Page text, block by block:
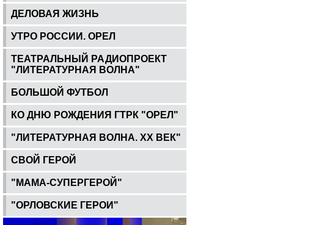
ДЕЛОВАЯ ЖИЗНЬ
УТРО РОССИИ. ОРЕЛ
ТЕАТРАЛЬНЫЙ РАДИОПРОЕКТ
"ЛИТЕРАТУРНАЯ ВОЛНА"
БОЛЬШОЙ ФУТБОЛ
КО ДНЮ РОЖДЕНИЯ ГТРК "ОРЕЛ"
"ЛИТЕРАТУРНАЯ ВОЛНА. ХХ ВЕК"
СВОЙ ГЕРОЙ
"МАМА-СУПЕРГЕРОЙ"
"ОРЛОВСКИЕ ГЕРОИ"